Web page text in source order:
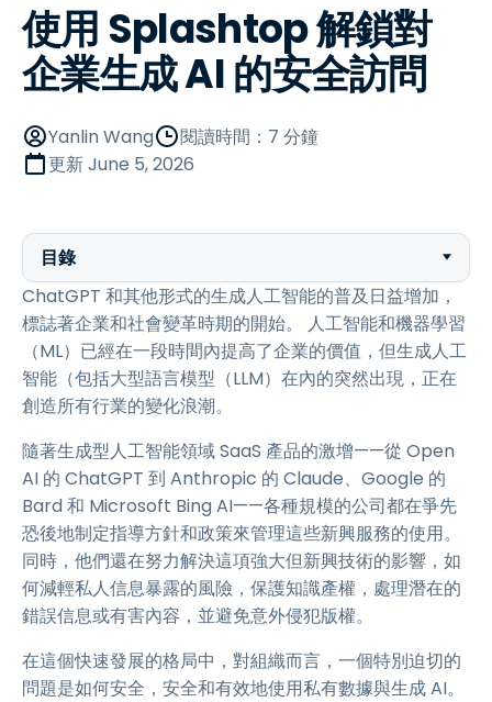
使用 Splashtop 解鎖對
企業生成 AI 的安全訪問
Yanlin Wang
閱讀時間：7 分鐘
更新June 5, 2026
目錄
ChatGPT 和其他形式的生成人工智能的普及日益增加，
標誌著企業和社會變革時期的開始。 人工智能和機器學習
（ML）已經在一段時間內提高了企業的價值，但生成人工
智能（包括大型語言模型（LLM）在內的突然出現，正在
創造所有行業的變化浪潮。
隨著生成型人工智能領域 SaaS 產品的激增——從 Open
AI 的 ChatGPT 到 Anthropic 的 Claude、Google 的
Bard 和 Microsoft Bing AI——各種規模的公司都在爭先
恐後地制定指導方針和政策來管理這些新興服務的使用。
同時，他們還在努力解決這項強大但新興技術的影響，如
何減輕私人信息暴露的風險，保護知識產權，處理潛在的
錯誤信息或有害內容，並避免意外侵犯版權。
在這個快速發展的格局中，對組織而言，一個特別迫切的
問題是如何安全，安全和有效地使用私有數據與生成 AI。